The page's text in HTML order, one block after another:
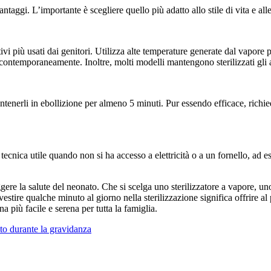
L’importante è scegliere quello più adatto allo stile di vita e
più usati dai genitori. Utilizza alte temperature generate dal
Inoltre, molti modelli mantengono sterilizzati gli
in ebollizione per almeno 5 minuti. Pur essendo efficace,
utile quando non si ha accesso a elettricità o a un fornello, ad
la salute del neonato. Che si scelga uno sterilizzatore a vapore,
qualche minuto al giorno nella sterilizzazione significa offrire
più facile e serena per tutta la famiglia.
durante la gravidanza